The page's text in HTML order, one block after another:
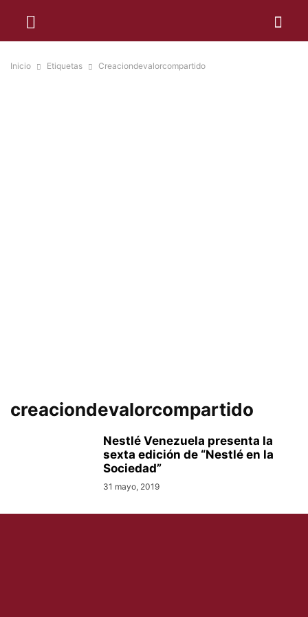
Inicio Etiquetas Creaciondevalorcompartido
creaciondevalorcompartido
Nestlé Venezuela presenta la
sexta edición de “Nestlé en la
Sociedad”
31 mayo, 2019